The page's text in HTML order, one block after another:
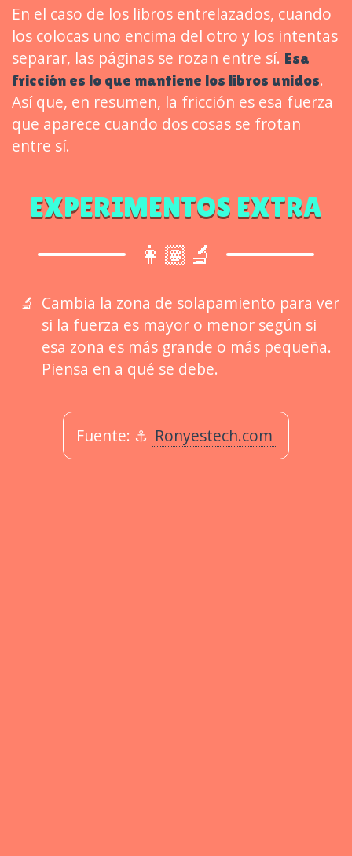
En el caso de los libros entrelazados, cuando
los colocas uno encima del otro y los intentas
separar, las páginas se rozan entre sí. Esa
fricción es lo que mantiene los libros unidos.
Así que, en resumen, la fricción es esa fuerza
que aparece cuando dos cosas se frotan
entre sí.
EXPERIMENTOS EXTRA
👩🏽‍🔬
Cambia la zona de solapamiento para ver
si la fuerza es mayor o menor según si
esa zona es más grande o más pequeña.
Piensa en a qué se debe.
Fuente: ⚓ Ronyestech.com